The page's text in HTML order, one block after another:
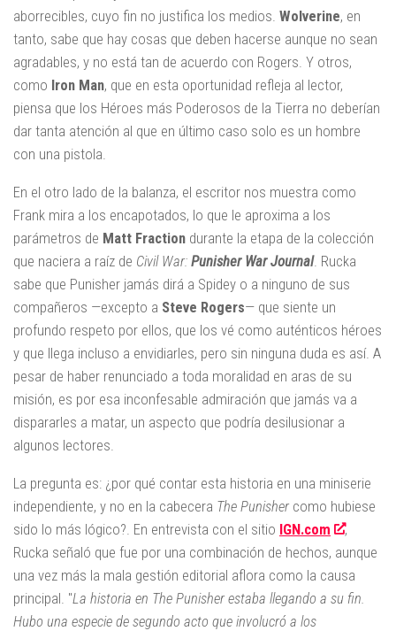
aborrecibles, cuyo fin no justifica los medios. Wolverine, en
tanto, sabe que hay cosas que deben hacerse aunque no sean
agradables, y no está tan de acuerdo con Rogers. Y otros,
como Iron Man, que en esta oportunidad refleja al lector,
piensa que los Héroes más Poderosos de la Tierra no deberían
dar tanta atención al que en último caso solo es un hombre
con una pistola.
En el otro lado de la balanza, el escritor nos muestra como
Frank mira a los encapotados, lo que le aproxima a los
parámetros de Matt Fraction durante la etapa de la colección
que naciera a raíz de Civil War: Punisher War Journal. Rucka
sabe que Punisher jamás dirá a Spidey o a ninguno de sus
compañeros —excepto a Steve Rogers— que siente un
profundo respeto por ellos, que los vé como auténticos héroes
y que llega incluso a envidiarles, pero sin ninguna duda es así. A
pesar de haber renunciado a toda moralidad en aras de su
misión, es por esa inconfesable admiración que jamás va a
dispararles a matar, un aspecto que podría desilusionar a
algunos lectores.
La pregunta es: ¿por qué contar esta historia en una miniserie
independiente, y no en la cabecera The Punisher como hubiese
sido lo más lógico?. En entrevista con el sitio IGN.com
,
Rucka señaló que fue por una combinación de hechos, aunque
una vez más la mala gestión editorial aflora como la causa
principal. "La historia en The Punisher estaba llegando a su fin.
Hubo una especie de segundo acto que involucró a los